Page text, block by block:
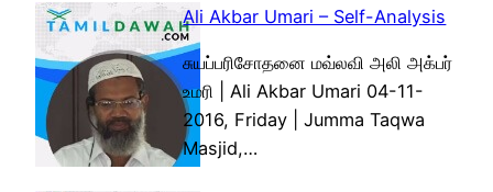
Ali Akbar Umari – Self-Analysis
சுயப்பரிசோதனை மவ்லவி அலி அக்பர்
உமரி | Ali Akbar Umari 04-11-
2016, Friday | Jumma Taqwa
Masjid,…